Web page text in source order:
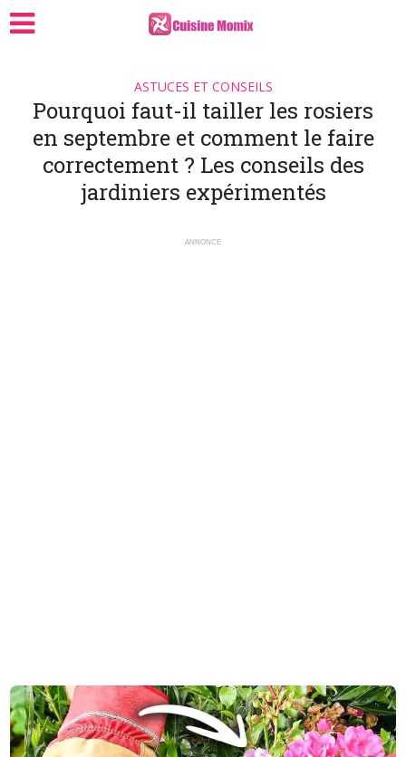
ASTUCES ET CONSEILS
Pourquoi faut-il tailler les rosiers
en septembre et comment le faire
correctement ? Les conseils des
jardiniers expérimentés
ANNONCE